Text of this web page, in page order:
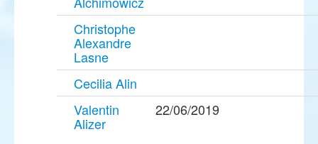
Christophe
Alexandre
Lasne
Cecilia Alin
Valentin
Alizer
22/06/2019